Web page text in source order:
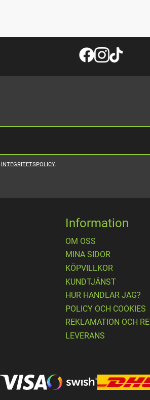
INTEGRITETSPOLICY.
Information
OM OSS
MINA SIDOR
KÖPVILLKOR
KUNDTJÄNST
HUR HANDLAR JAG?
POLICY OCH COOKIES
REKLAMATION OCH
LEVERANS